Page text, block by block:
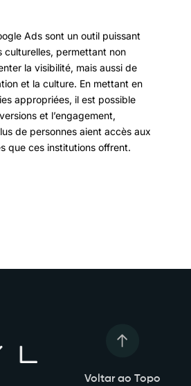
Ads sont un outil puissant
culturelles, permettant non
la visibilité, mais aussi de
et la culture. En mettant en
appropriées, il est possible
et l’engagement,
de personnes aient accès aux
que ces institutions offrent.
Voltar ao Topo